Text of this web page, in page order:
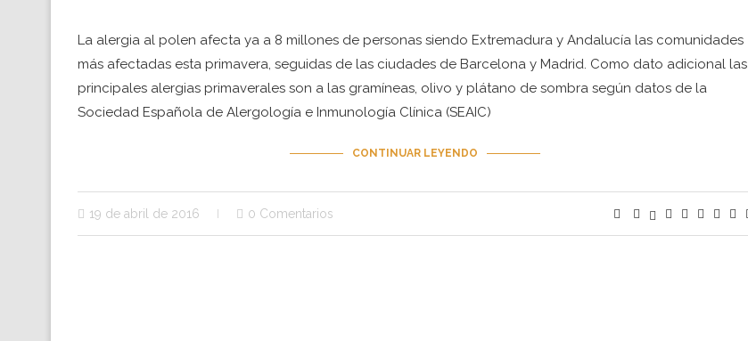
La alergia al polen afecta ya a 8 millones de personas siendo Extremadura y Andalucía las comunidades
más afectadas esta primavera, seguidas de las ciudades de Barcelona y Madrid. Como dato adicional las
principales alergias primaverales son a las gramíneas, olivo y plátano de sombra según datos de la
Sociedad Española de Alergología e Inmunología Clínica (SEAIC)
CONTINUAR LEYENDO
19 de abril de 2016 0 Comentarios